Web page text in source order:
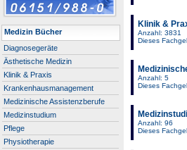
Medizin Bücher
Diagnosegeräte
Ästhetische Medizin
Klinik & Praxis
Krankenhausmanagement
Medizinische Assistenzberufe
Medizinstudium
Pflege
Physiotherapie
Klinik &
Anzahl: 3831
Dieses
Anzahl: 5
Dieses
Anzahl: 96
Dieses